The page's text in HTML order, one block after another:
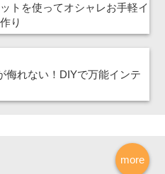
トを使ってオシャレお手軽イ
り
侮れない！DIYで万能インテ
more